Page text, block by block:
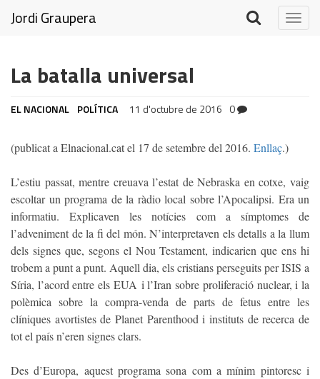
Jordi Graupera
La batalla universal
EL NACIONAL POLÍTICA 11 d'octubre de 2016 0
(publicat a Elnacional.cat el 17 de setembre del 2016. Enllaç.)
L’estiu passat, mentre creuava l’estat de Nebraska en cotxe, vaig
escoltar un programa de la ràdio local sobre l’Apocalipsi. Era un
informatiu. Explicaven les notícies com a símptomes de
l’adveniment de la fi del món. N’interpretaven els detalls a la llum
dels signes que, segons el Nou Testament, indicarien que ens hi
trobem a punt a punt. Aquell dia, els cristians perseguits per ISIS a
Síria, l’acord entre els EUA i l’Iran sobre proliferació nuclear, i la
polèmica sobre la compra-venda de parts de fetus entre les
clíniques avortistes de Planet Parenthood i instituts de recerca de
tot el país n’eren signes clars.
Des d’Europa, aquest programa sona com a mínim pintoresc i